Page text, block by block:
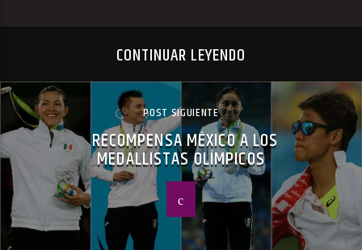
CONTINUAR LEYENDO
POST SIGUIENTE
RECOMPENSA MÉXICO A LOS
MEDALLISTAS OLÍMPICOS